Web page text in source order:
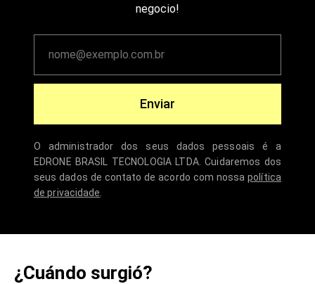
negocio!
Enviar
O administrador dos seus dados pessoais é a
EDRONE BRASIL TECNOLOGIA LTDA. Cuidaremos dos
seus dados de contato de acordo com nossapolítica
de privacidade
¿Cuándo surgió?